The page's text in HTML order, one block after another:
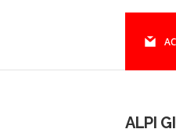
ALPI